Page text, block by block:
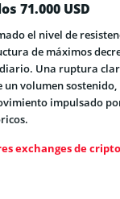
71.000 USD
el nivel de
de máximos
Una ruptura
un volumen
impulsado
exchanges de